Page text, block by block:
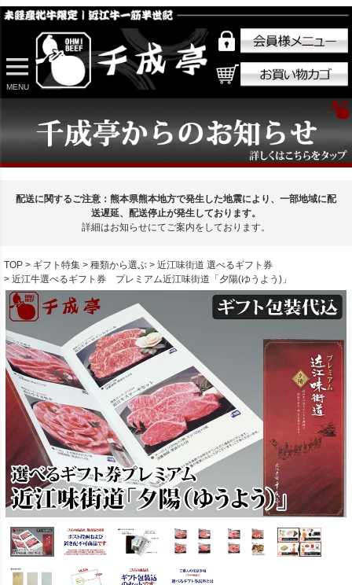
MENU
配送に関するご注意：熊本県熊本地方で発生した地震により、一部地域に配
送遅延、配送停止が発生しております。
詳細はお知らせにてご案内をしております。
TOP ギフト特集 種類から選ぶ
近江味街道 選べるギフト券
近江牛選べるギフト券 プレミアム近江味街道「夕陽(ゆうよう)」